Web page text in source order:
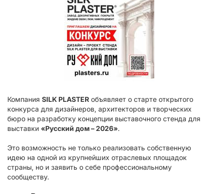
Компания SILK PLASTER объявляет о старте открытого
конкурса для дизайнеров, архитекторов и творческих
бюро на разработку концепции выставочного стенда для
выставки «Русский дом – 2026».
Это возможность не только реализовать собственную
идею на одной из крупнейших отраслевых площадок
страны, но и заявить о себе профессиональному
сообществу.